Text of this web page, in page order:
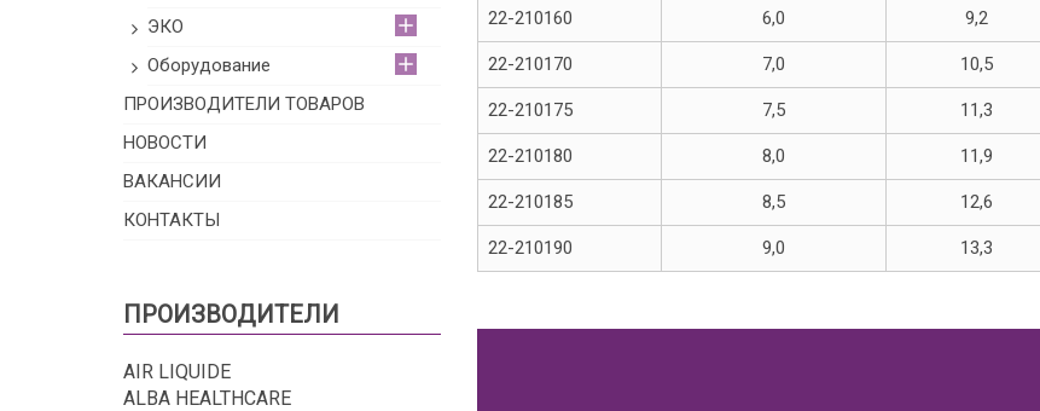
22-210160 6,0 9,2
22-210170 7,0 10,5
22-210175 7,5 11,3
22-210180 8,0 11,9
22-210185 8,5 12,6
22-210190 9,0 13,3
ЭКО
Оборудование
ПРОИЗВОДИТЕЛИ ТОВАРОВ
НОВОСТИ
ВАКАНСИИ
КОНТАКТЫ
ПРОИЗВОДИТЕЛИ
AIR LIQUIDE
ALBA HEALTHCARE